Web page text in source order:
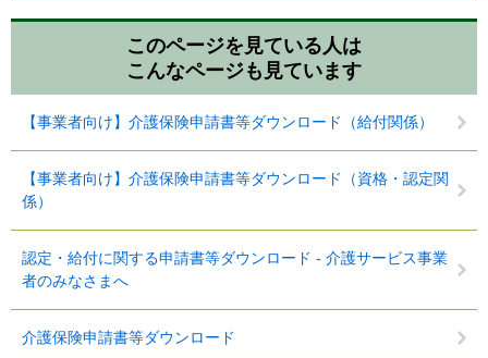
このページを見ている人は
こんなページも見ています
【事業者向け】介護保険申請書等ダウンロード（給付関係）
【事業者向け】介護保険申請書等ダウンロード（資格・認定関
係）
認定・給付に関する申請書等ダウンロード - 介護サービス事業
者のみなさまへ
介護保険申請書等ダウンロード